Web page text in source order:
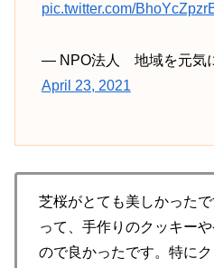
pic.twitter.com/
— NPO法人 地域を元気
April 23, 2021
芝桜がとても美しかった
って、手作りのクッキー
ので良かったです。特に